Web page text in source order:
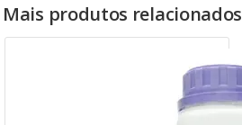
Mais produtos relacionados